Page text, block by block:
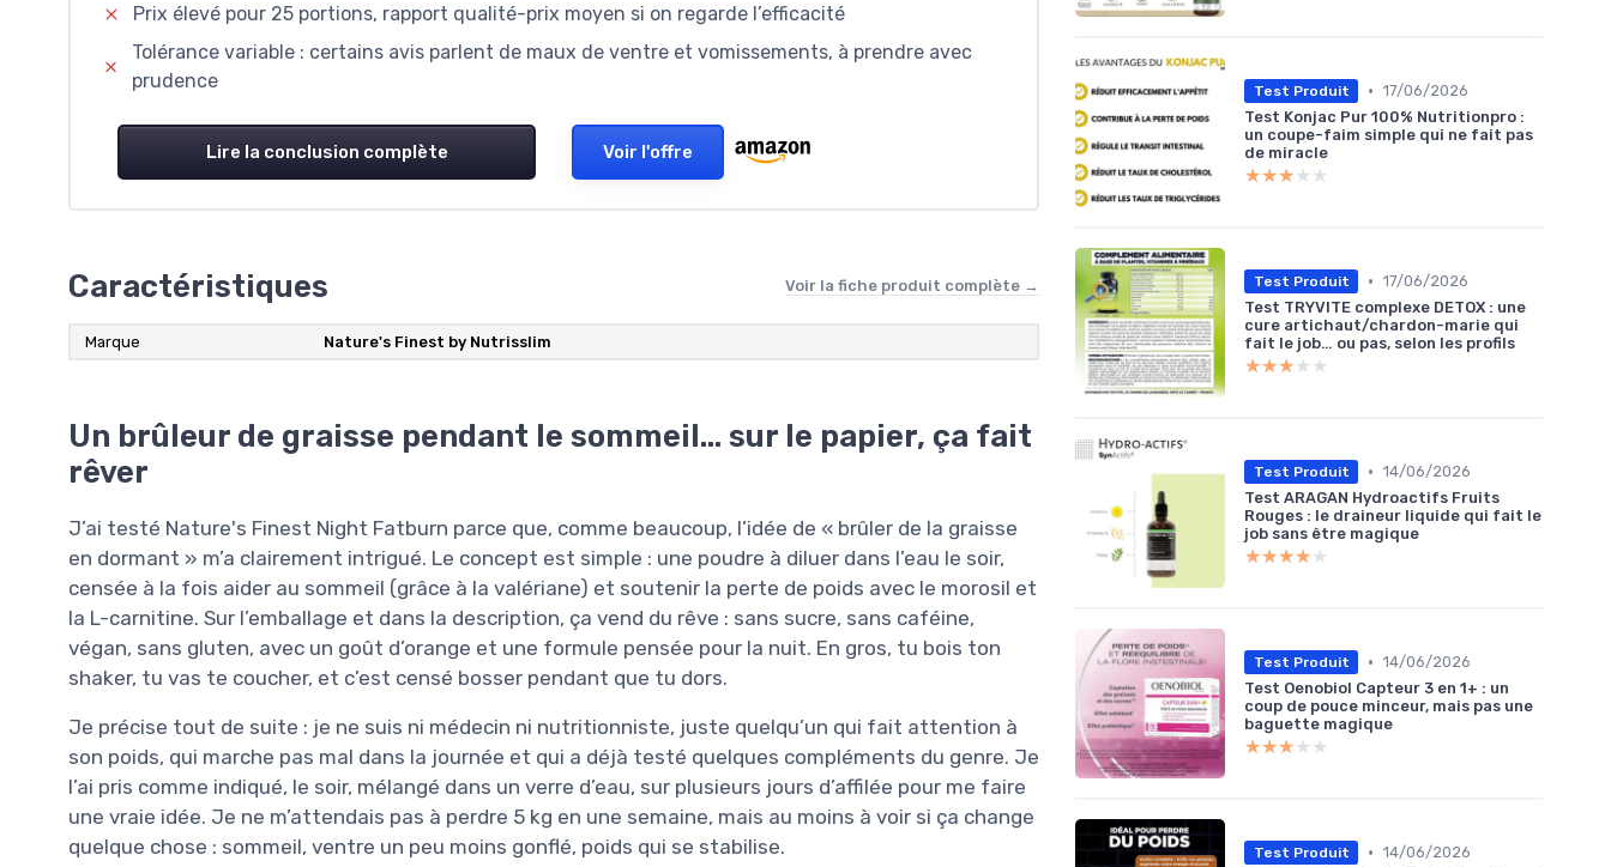
Prix élevé pour 25 portions, rapport qualité-prix moyen si on regarde l’efficacité
Tolérance variable : certains avis parlent de maux de ventre et vomissements, à prendre avec
prudence
Lire la conclusion complète Voir l'offre
Caractéristiques Voir la fiche produit complète →
Marque Nature's Finest by Nutrisslim
Un brûleur de graisse pendant le sommeil… sur le papier, ça fait
rêver
J’ai testé Nature's Finest Night Fatburn parce que, comme beaucoup, l’idée de « brûler de la graisse
en dormant » m’a clairement intrigué. Le concept est simple : une poudre à diluer dans l’eau le soir,
censée à la fois aider au sommeil (grâce à la valériane) et soutenir la perte de poids avec le morosil et
la L-carnitine. Sur l’emballage et dans la description, ça vend du rêve : sans sucre, sans caféine,
végan, sans gluten, avec un goût d’orange et une formule pensée pour la nuit. En gros, tu bois ton
shaker, tu vas te coucher, et c’est censé bosser pendant que tu dors.
Je précise tout de suite : je ne suis ni médecin ni nutritionniste, juste quelqu’un qui fait attention à
son poids, qui marche pas mal dans la journée et qui a déjà testé quelques compléments du genre. Je
l’ai pris comme indiqué, le soir, mélangé dans un verre d’eau, sur plusieurs jours d’affilée pour me faire
une vraie idée. Je ne m’attendais pas à perdre 5 kg en une semaine, mais au moins à voir si ça change
quelque chose : sommeil, ventre un peu moins gonflé, poids qui se stabilise.
Test Produit • 17/06/2026
Test Konjac Pur 100% Nutritionpro :
un coupe-faim simple qui ne fait pas
de miracle
★★★★★
★★★★★
Test Produit • 17/06/2026
Test TRYVITE complexe DETOX : une
cure artichaut/chardon-marie qui
fait le job… ou pas, selon les profils
★★★★★
★★★★★
Test Produit • 14/06/2026
Test ARAGAN Hydroactifs Fruits
Rouges : le draineur liquide qui fait le
job sans être magique
★★★★★
★★★★★
Test Produit • 14/06/2026
Test Oenobiol Capteur 3 en 1+ : un
coup de pouce minceur, mais pas une
baguette magique
★★★★★
★★★★★
Test Produit • 14/06/2026